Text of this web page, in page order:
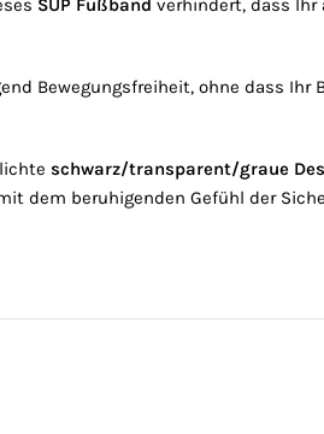
Bewegungsfreiheit, ohne dass Ihr
schwarz/transparent/graue
dem beruhigenden Gefühl der